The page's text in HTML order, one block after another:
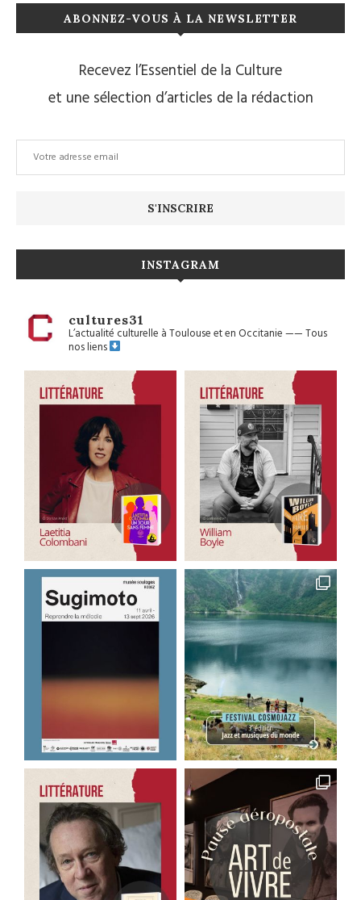
ABONNEZ-VOUS À LA NEWSLETTER
Recevez l’Essentiel de la Culture
et une sélection d’articles de la rédaction
INSTAGRAM
cultures31
L’actualité culturelle à Toulouse et en Occitanie——Tous
nos liens